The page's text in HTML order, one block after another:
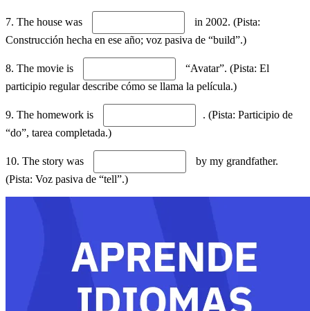
7. The house was
in 2002. (Pista:
Construcción hecha en ese año; voz pasiva de “build”.)
8. The movie is
“Avatar”. (Pista: El
participio regular describe cómo se llama la película.)
9. The homework is
. (Pista: Participio de
“do”, tarea completada.)
10. The story was
by my grandfather.
(Pista: Voz pasiva de “tell”.)